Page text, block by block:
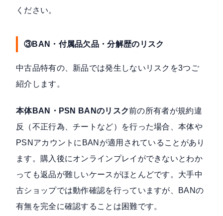
ください。
③BAN・付属品欠品・分解歴のリスク
中古品特有の、新品では発生しないリスクを3つご
紹介します。
本体BAN・PSN BANのリスク前の所有者が規約違
反（不正行為、チートなど）を行った場合、本体や
PSNアカウントにBANが適用されていることがあり
ます。購入後にオンラインプレイができないとわか
っても返品が難しいケースがほとんどです。大手中
古ショップでは動作確認を行っていますが、BANの
有無を完全に確認することは困難です。